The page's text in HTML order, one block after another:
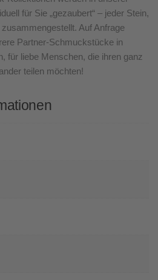
für Sie „gezaubert“ – jeder Stein,
Auf Anfrage
Partner-Schmuckstücke in
für liebe Menschen, die ihren ganz
teilen möchten!